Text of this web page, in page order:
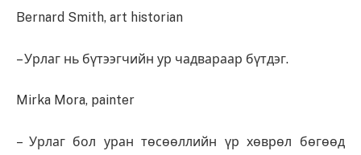
Bernard Smith, art historian
– Урлаг нь бүтээгчийн ур чадвараар бүтдэг.
Mirka Mora, painter
– Урлаг бол уран төсөөллийн үр хөврөл бөгөөд